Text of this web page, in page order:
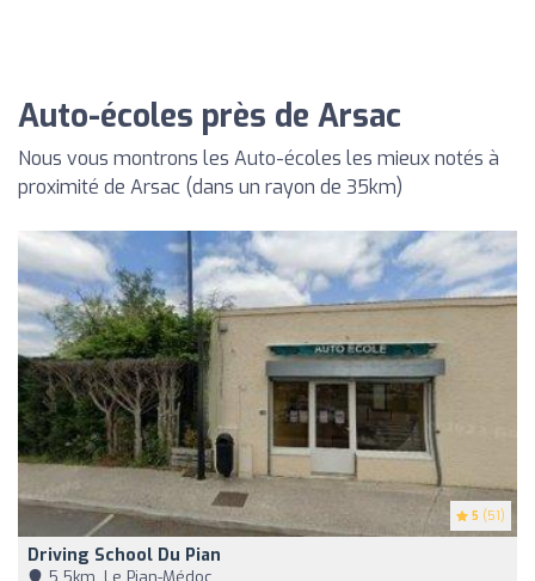
Auto-écoles près de Arsac
Nous vous montrons les Auto-écoles les mieux notés à
proximité de Arsac (dans un rayon de 35km)
5 (51)
Driving School Du Pian